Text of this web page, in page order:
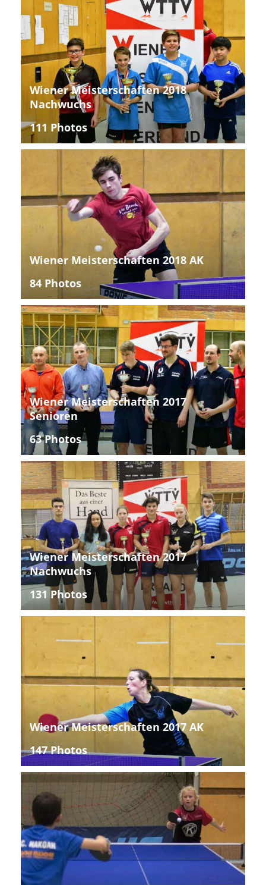
Wiener Meisterschaften 2018
Nachwuchs
111 Photos
Wiener Meisterschaften 2018 AK
84 Photos
Wiener Meisterschaften 2017
Senioren
63 Photos
Wiener Meisterschaften 2017
Nachwuchs
131 Photos
Wiener Meisterschaften 2017 AK
147 Photos